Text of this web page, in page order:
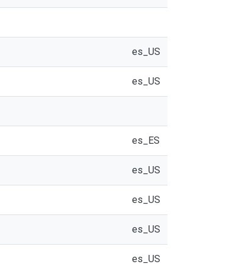
es_US
es_US
es_ES
es_US
es_US
es_US
es_US